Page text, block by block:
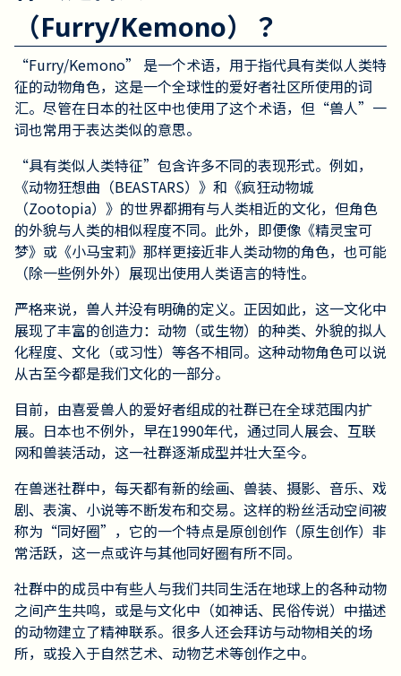
（Furry/Kemono）？
“Furry/Kemono” 是一个术语，用于指代具有类似人类特
征的动物角色，这是一个全球性的爱好者社区所使用的词
汇。尽管在日本的社区中也使用了这个术语，但“兽人”一
词也常用于表达类似的意思。
“具有类似人类特征”包含许多不同的表现形式。例如，
《动物狂想曲（BEASTARS）》和《疯狂动物城
（Zootopia）》的世界都拥有与人类相近的文化，但角色
的外貌与人类的相似程度不同。此外，即便像《精灵宝可
梦》或《小马宝莉》那样更接近非人类动物的角色，也可能
（除一些例外外）展现出使用人类语言的特性。
严格来说，兽人并没有明确的定义。正因如此，这一文化中
展现了丰富的创造力：动物（或生物）的种类、外貌的拟人
化程度、文化（或习性）等各不相同。这种动物角色可以说
从古至今都是我们文化的一部分。
目前，由喜爱兽人的爱好者组成的社群已在全球范围内扩
展。日本也不例外，早在1990年代，通过同人展会、互联
网和兽装活动，这一社群逐渐成型并壮大至今。
在兽迷社群中，每天都有新的绘画、兽装、摄影、音乐、戏
剧、表演、小说等不断发布和交易。这样的粉丝活动空间被
称为“同好圈”，它的一个特点是原创创作（原生创作）非
常活跃，这一点或许与其他同好圈有所不同。
社群中的成员中有些人与我们共同生活在地球上的各种动物
之间产生共鸣，或是与文化中（如神话、民俗传说）中描述
的动物建立了精神联系。很多人还会拜访与动物相关的场
所，或投入于自然艺术、动物艺术等创作之中。